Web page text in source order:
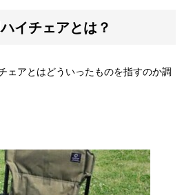
イチェアとは？
ェアとはどういったものを指すのか調